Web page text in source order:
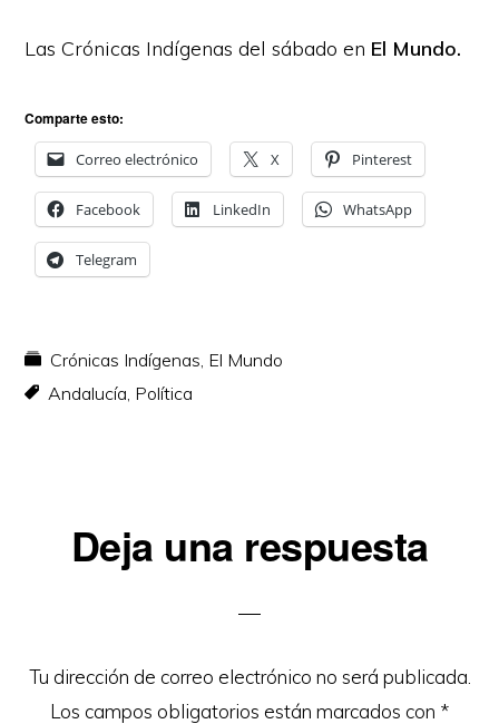
Las Crónicas Indígenas del sábado en El Mundo.
Comparte esto:
Correo electrónico X Pinterest
Facebook LinkedIn WhatsApp
Telegram
Crónicas Indígenas, El Mundo
Andalucía, Política
Interacciones
lectores
Deja una respuesta
Tu dirección de correo electrónico no será publicada.
Los campos obligatorios están marcados con *